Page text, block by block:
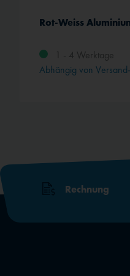
Rot-Weiss
1 - 4 Werktage
Abhängig von
Rechnung